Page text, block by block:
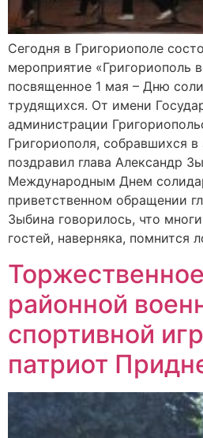
Сегодня в Григориополе
мероприятие «Григориополь
посвященное 1 мая – Дню
трудящихся. От имени
администрации
Григориополя, собравшихся в
поздравил глава Александр
Международным Днем
приветственном обращении
Зыбина говорилось, что
гостей, наверняка, помнится
районной
спортивной
патриот